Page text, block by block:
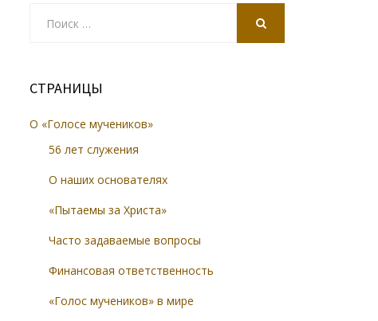
СТРАНИЦЫ
О «Голосе мучеников»
56 лет служения
О наших основателях
«Пытаемы за Христа»
Часто задаваемые вопросы
Финансовая ответственность
«Голос мучеников» в мире